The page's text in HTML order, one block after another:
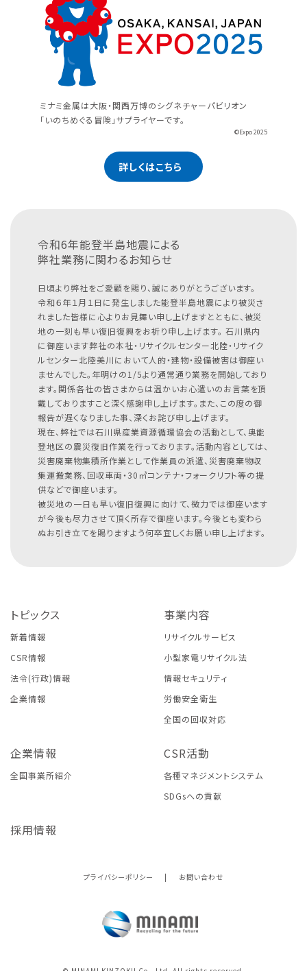
ミナミ金属は大阪・関西万博のシグネチャーパビリオン
「いのちめぐる冒険」サプライヤーです。
©Expo 2025
詳しくはこちら
令和6年能登半島地震による
弊社業務に関わるお知らせ
日頃より弊社をご愛顧を賜り、誠にありがとうございます。
令和６年１月１日に発生しました能登半島地震により被災さ
れました皆様に心よりお見舞い申し上げますとともに、被災
地の一刻も早い復旧復興をお祈り申し上げます。 石川県内
に御座います弊社の本社・リサイクルセンター北陸・リサイク
ルセンター北陸美川において人的・建物・設備被害は御座い
ませんでした。年明けの1/5より通常通り業務を開始しており
ます。関係各社の皆さまからは温かいお心遣いのお言葉を頂
戴しておりますこと深く感謝申し上げます。また、この度の御
報告が遅くなりました事、深くお詫び申し上げます。
現在、弊社では石川県産業資源循環協会の活動として、奥能
登地区の震災復旧作業を行っております。活動内容としては、
災害廃棄物集積所作業として作業員の派遣、災害廃棄物収
集運搬業務、回収車両・30㎥コンテナ・フォークリフト等の提
供などで御座います。
被災地の一日も早い復旧復興に向けて、微力では御座います
が今後も尽力させて頂く所存で御座います。今後とも変わら
ぬお引き立てを賜りますよう何卒宜しくお願い申し上げます。
トピックス
新着情報
CSR情報
法令(行政)情報
企業情報
事業内容
リサイクルサービス
小型家電リサイクル法
情報セキュリティ
労働安全衛生
全国の回収対応
企業情報
全国事業所紹介
CSR活動
各種マネジメントシステム
SDGsへの貢献
採用情報
プライバシーポリシー | お問い合わせ